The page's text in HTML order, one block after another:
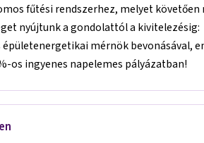
fűtési rendszerhez, melyet
nyújtunk a gondolattól a kivitelezésig:
épületenergetikai mérnök bevonásával,
os ingyenes napelemes pályázatban!